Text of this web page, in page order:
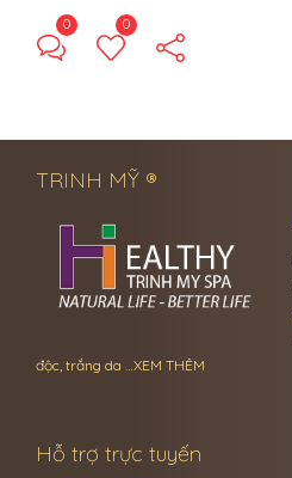
0 0
TRINH MỸ ®
độc, trắng da …XEM THÊM
Hỗ trợ trực tuyến